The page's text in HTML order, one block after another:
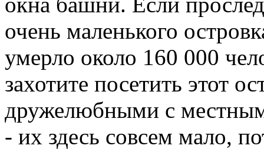
очень маленького
умерло около 160 000
захотите посетить этот
дружелюбными с
- их здесь совсем мало,